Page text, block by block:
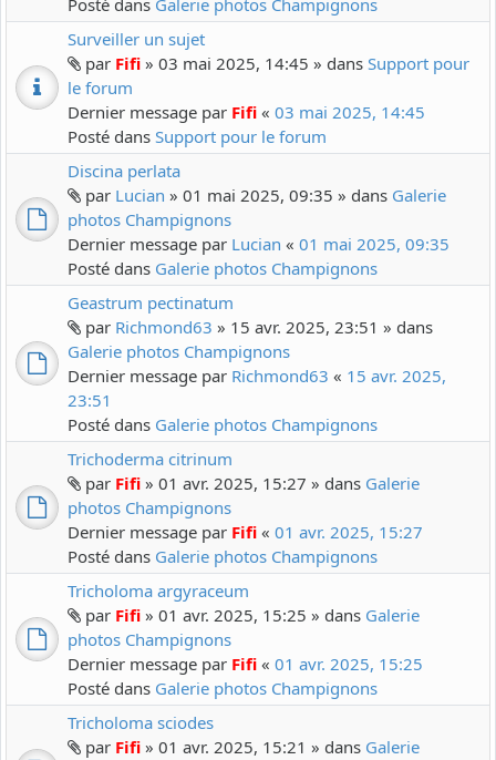
Posté dans Galerie photos Champignons
Surveiller un sujet
par Fifi » 03 mai 2025, 14:45 » dans Support pour
le forum
Dernier message par Fifi « 03 mai 2025, 14:45
Posté dans Support pour le forum
Discina perlata
par Lucian » 01 mai 2025, 09:35 » dans Galerie
photos Champignons
Dernier message par Lucian « 01 mai 2025, 09:35
Posté dans Galerie photos Champignons
Geastrum pectinatum
par Richmond63 » 15 avr. 2025, 23:51 » dans
Galerie photos Champignons
Dernier message par Richmond63 « 15 avr. 2025,
23:51
Posté dans Galerie photos Champignons
Trichoderma citrinum
par Fifi » 01 avr. 2025, 15:27 » dans Galerie
photos Champignons
Dernier message par Fifi « 01 avr. 2025, 15:27
Posté dans Galerie photos Champignons
Tricholoma argyraceum
par Fifi » 01 avr. 2025, 15:25 » dans Galerie
photos Champignons
Dernier message par Fifi « 01 avr. 2025, 15:25
Posté dans Galerie photos Champignons
Tricholoma sciodes
par Fifi » 01 avr. 2025, 15:21 » dans Galerie